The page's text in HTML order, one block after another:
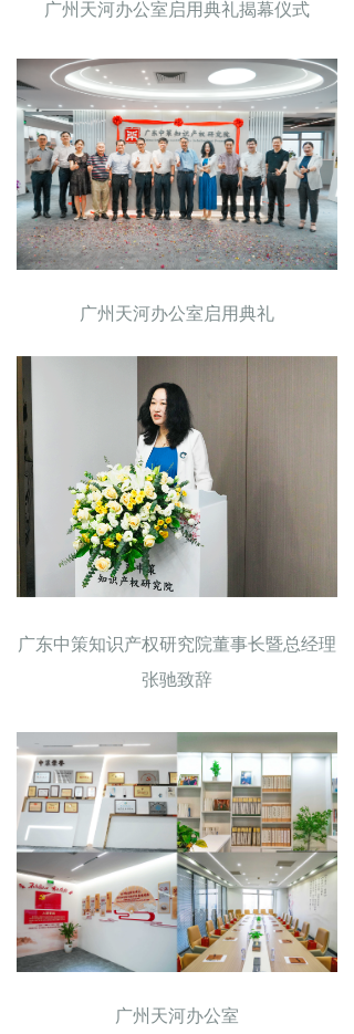
广州天河办公室启用典礼揭幕仪式
广州天河办公室启用典礼
广东中策知识产权研究院董事长暨总经理
张驰致辞
广州天河办公室